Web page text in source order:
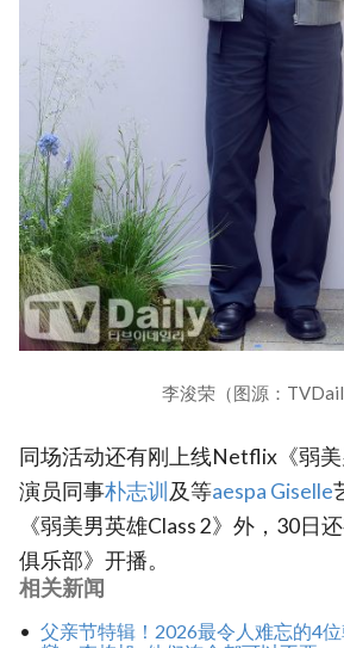
李浚荣（图源：
同场活动还有刚上线Netflix《弱美
演员同事‎朴志训及等‎aespa Giselle‎
《弱美男英雄Class 2》外，30日
俱乐部》开播。
相关新闻
父亲节特辑！2026最令人难忘的4